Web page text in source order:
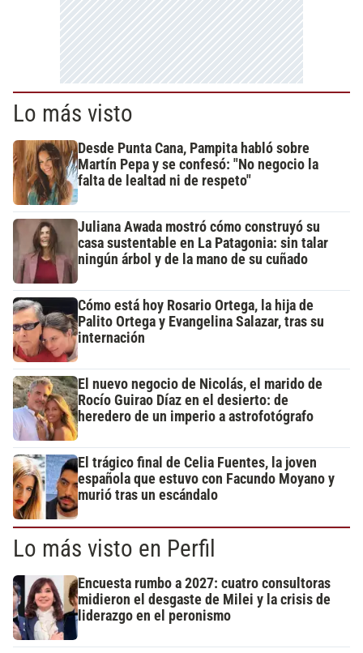
Lo más visto
Desde Punta Cana, Pampita habló sobre
Martín Pepa y se confesó: "No negocio la
falta de lealtad ni de respeto"
Juliana Awada mostró cómo construyó su
casa sustentable en La Patagonia: sin talar
ningún árbol y de la mano de su cuñado
Cómo está hoy Rosario Ortega, la hija de
Palito Ortega y Evangelina Salazar, tras su
internación
El nuevo negocio de Nicolás, el marido de
Rocío Guirao Díaz en el desierto: de
heredero de un imperio a astrofotógrafo
El trágico final de Celia Fuentes, la joven
española que estuvo con Facundo Moyano y
murió tras un escándalo
Lo más visto en Perfil
Encuesta rumbo a 2027: cuatro consultoras
midieron el desgaste de Milei y la crisis de
liderazgo en el peronismo